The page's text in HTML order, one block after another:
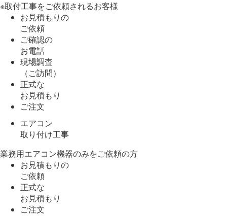
※取付工事をご依頼されるお客様
お見積もりの
ご依頼
ご確認の
お電話
現場調査
（ご訪問）
正式な
お見積もり
ご注文
エアコン
取り付け工事
業務用エアコン機器のみをご依頼の方
お見積もりの
ご依頼
正式な
お見積もり
ご注文